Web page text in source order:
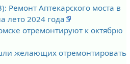
Ремонт Аптекарского моста в
лето 2024 года
отремонтируют к октябрю
желающих отремонтировать